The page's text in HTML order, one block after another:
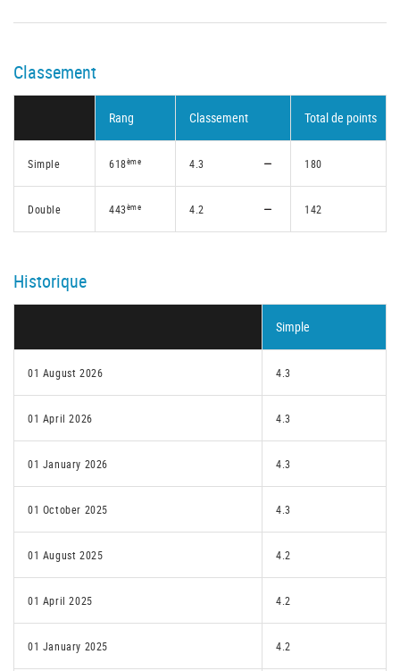
Classement
Rang Classement Total de points
Simple 618ème 4.3 180
Double 443ème 4.2 142
Historique
Simple
01 August 2026 4.3
01 April 2026 4.3
01 January 2026 4.3
01 October 2025 4.3
01 August 2025 4.2
01 April 2025 4.2
01 January 2025 4.2